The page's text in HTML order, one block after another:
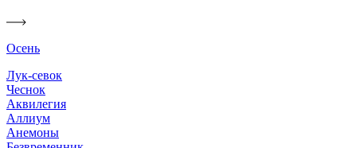
Осень
Лук-севок
Чеснок
Аквилегия
Аллиум
Анемоны